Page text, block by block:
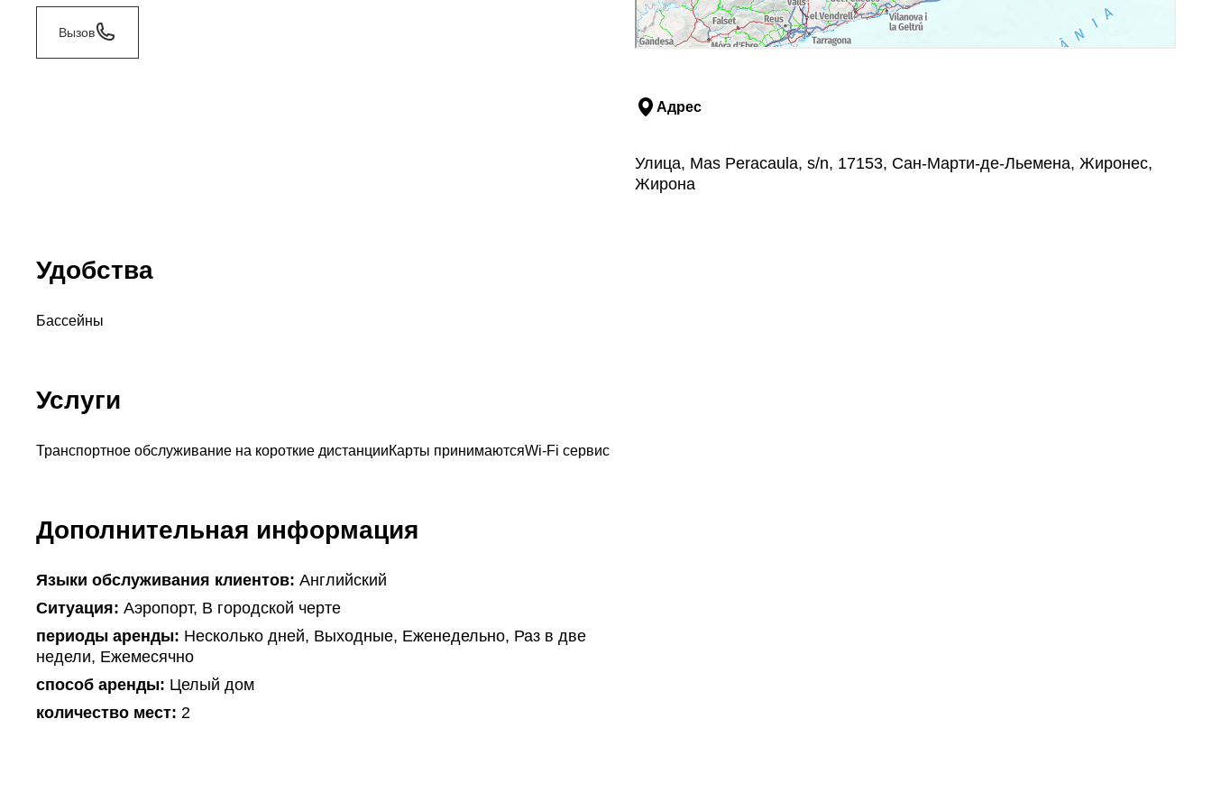
Вызов
Адрес
Улица, Mas Peracaula, s/n, 17153, Сан-Марти-де-Льемена, Жиронес,
Жирона
Удобства
Бассейны
Услуги
Транспортное обслуживание на короткие дистанцииКарты принимаютсяWi-Fi сервис
Дополнительная информация
Языки обслуживания клиентов: Английский
Ситуация: Аэропорт, В городской черте
периоды аренды: Несколько дней, Выходные, Еженедельно, Раз в две
недели, Ежемесячно
способ аренды: Целый дом
количество мест: 2